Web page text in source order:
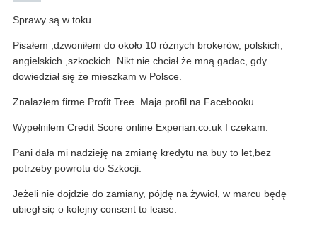
Sprawy są w toku.
Pisałem ,dzwoniłem do około 10 różnych brokerów, polskich,
angielskich ,szkockich .Nikt nie chciał że mną gadac, gdy
dowiedział się że mieszkam w Polsce.
Znalazłem firme Profit Tree. Maja profil na Facebooku.
Wypełnilem Credit Score online Experian.co.uk I czekam.
Pani dała mi nadzieję na zmianę kredytu na buy to let,bez
potrzeby powrotu do Szkocji.
Jeżeli nie dojdzie do zamiany, pójdę na żywioł, w marcu będę
ubiegł się o kolejny consent to lease.